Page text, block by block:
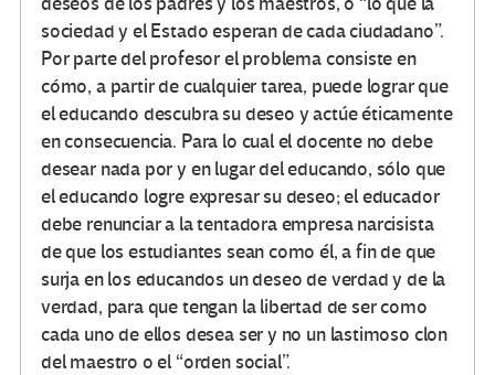
sociedad y el Estado esperan de cada ciudadano”.
Por parte del profesor el problema consiste en
cómo, a partir de cualquier tarea, puede lograr que
el educando descubra su deseo y actúe éticamente
en consecuencia. Para lo cual el docente no debe
desear nada por y en lugar del educando, sólo que
el educando logre expresar su deseo; el educador
debe renunciar a la tentadora empresa narcisista
de que los estudiantes sean como él, a fin de que
surja en los educandos un deseo de verdad y de la
verdad, para que tengan la libertad de ser como
cada uno de ellos desea ser y no un lastimoso clon
del maestro o el “orden social”.